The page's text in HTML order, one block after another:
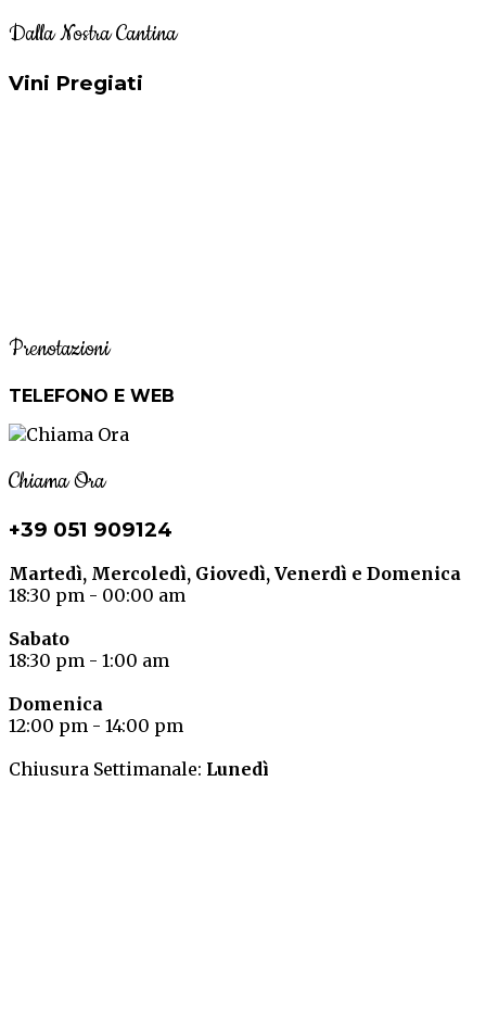
Dalla Nostra Cantina
Vini Pregiati
Prenotazioni
TELEFONO E WEB
Chiama Ora
+39 051 909124
Martedì, Mercoledì, Giovedì, Venerdì e Domenica
18:30 pm - 00:00 am
Sabato
18:30 pm - 1:00 am
Domenica
12:00 pm - 14:00 pm
Chiusura Settimanale: Lunedì